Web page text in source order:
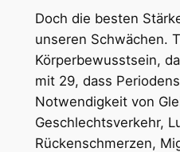
Doch die besten
unseren Schwächen.
Körperbewusstsein,
mit 29, dass
Notwendigkeit von
Geschlechtsverkehr,
Rückenschmerzen,